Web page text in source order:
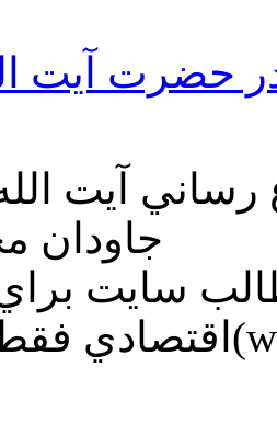
حضرت آيت
رساني آیت
جاودان
سايت